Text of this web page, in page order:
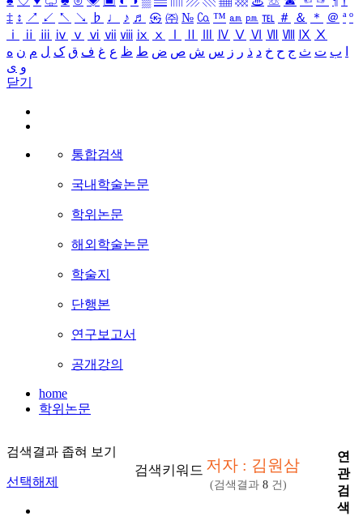
‡ ↕ ↗ ↙ ↖ ↘ ♭ ♩ ♪ ♬ ㉿ ㈜ № ㏇ ™ ㏂ ㏘ ℡ ＃ ＆ ＊ ＠ ª º
ⅰ
ⅱ ⅲ ⅳ ⅴ ⅵ ⅶ ⅷ ⅸ ⅹ Ⅳ Ⅴ Ⅵ Ⅶ Ⅷ Ⅸ Ⅹ
ب ت ث ج ح خ د ذ ر ز س ش ص ض ط ظ ع غ ف ق ک ل م ن ه
و ی
닫기
통합검색
국내학술논문
학위논문
해외학술논문
학술지
단행본
연구보고서
공개강의
home
학위논문
검색결과 좁혀 보기
선택해제
검색키워드 저자 : 김원삼
(검색결과 8 건)
연
관
검
색